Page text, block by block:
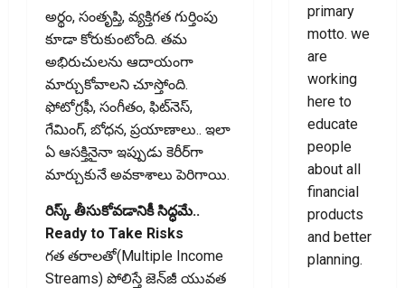
అర్థం, సంతృప్తి, వ్యక్తిగత గుర్తింపు
కూడా కోరుకుంటోంది. తమ
అభిరుచులను ఆదాయంగా
మార్చుకోవాలని చూస్తోంది.
ఫోటోగ్రఫీ, సంగీతం, ఫిట్‌నెస్‌,
గేమింగ్‌, బోధన, ప్రయాణాలు.. ఇలా
ఏ ఆసక్తినైనా ఇప్పుడు కెరీర్‌గా
మార్చుకునే అవకాశాలు పెరిగాయి.
రిస్క్‌ తీసుకోవడానికీ సిద్ధమే..
Ready to Take Risks
గత తరాలతో(Multiple Income
Streams) పోలిస్తే జెన్‌జీ యువత
primary
motto. we
are
working
here to
educate
people
about all
financial
products
and better
planning.